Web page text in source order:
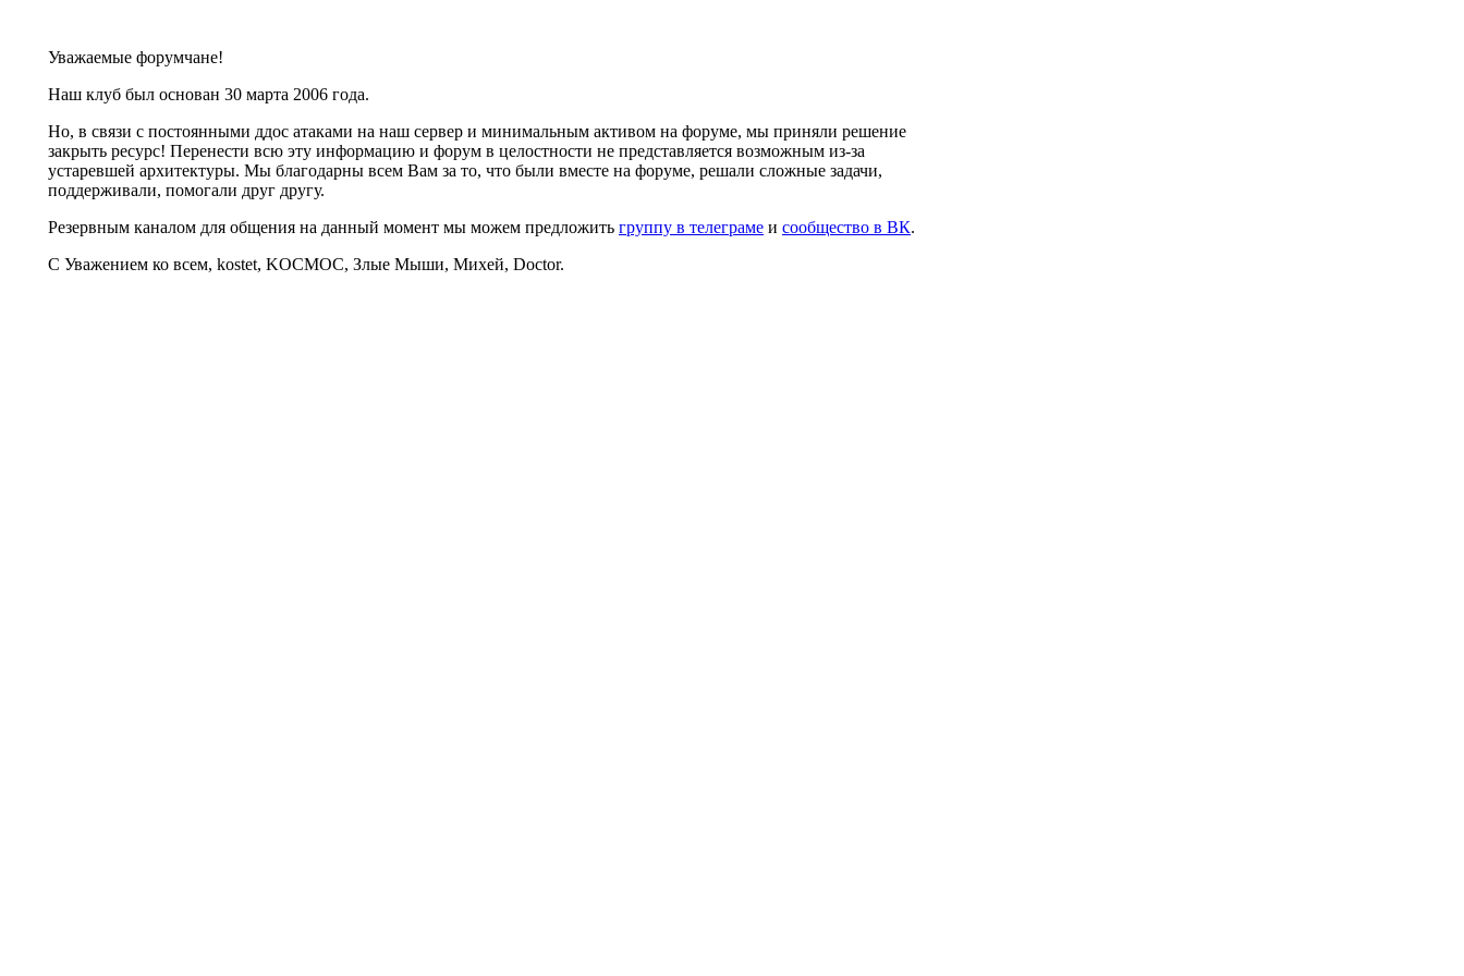
Уважаемые форумчане!
Наш клуб был основан 30 марта 2006 года.
Но, в связи с постоянными ддос атаками на наш сервер и минимальным активом на форуме, мы приняли решение
закрыть ресурс! Перенести всю эту информацию и форум в целостности не представляется возможным из-за
устаревшей архитектуры. Мы благодарны всем Вам за то, что были вместе на форуме, решали сложные задачи,
поддерживали, помогали друг другу.
Резервным каналом для общения на данный момент мы можем предложить группу в телеграме и сообщество в ВК.
С Уважением ко всем, kostet, KOCMOC, Злые Мыши, Михей, Doctor.